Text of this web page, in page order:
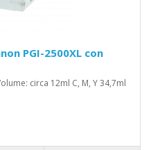
PGI-2500XL con
circa 12ml C, M, Y 34,7ml